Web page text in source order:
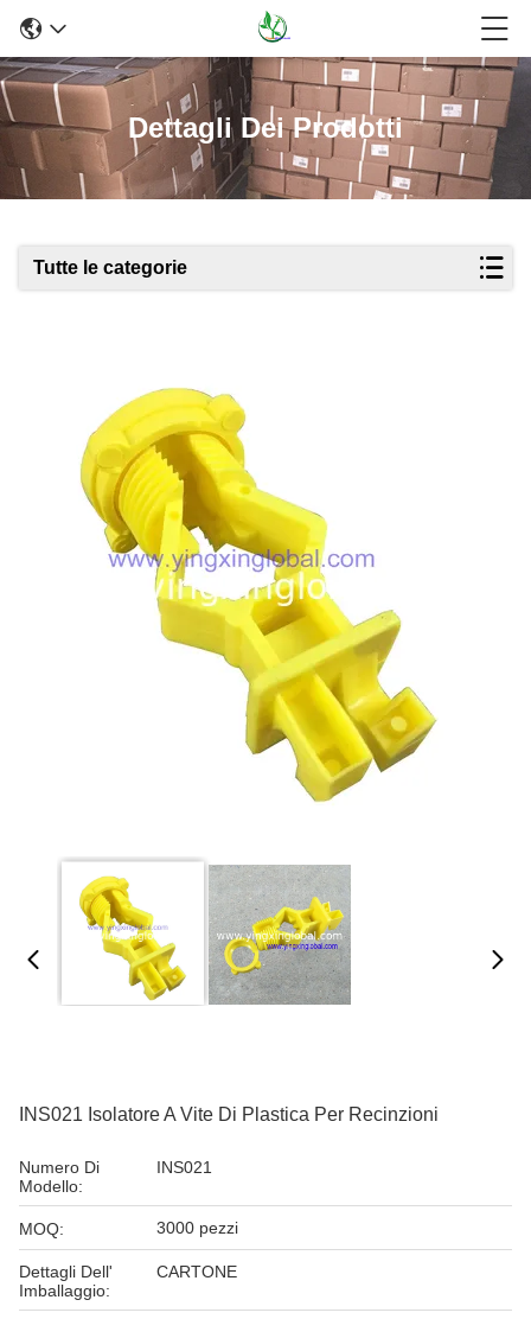
Dettagli Dei Prodotti
Tutte le categorie
INS021 Isolatore A Vite Di Plastica Per Recinzioni
Numero Di
Modello:
INS021
MOQ: 3000 pezzi
Dettagli Dell'
Imballaggio:
CARTONE